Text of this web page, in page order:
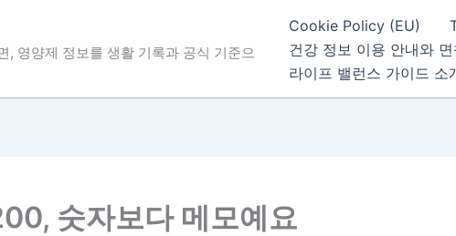
, 영양제 정보를 생활 기록과 공식 기준으
Cookie Policy (EU)
건강 정보 이용 안내와 면
라이프 밸런스 가이드 소
숫자보다 메모예요